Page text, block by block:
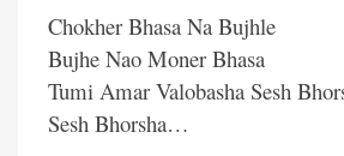
Chokher Bhasa Na Bujhle
Bujhe Nao Moner Bhasa
Tumi Amar Valobasha Sesh
Sesh Bhorsha…